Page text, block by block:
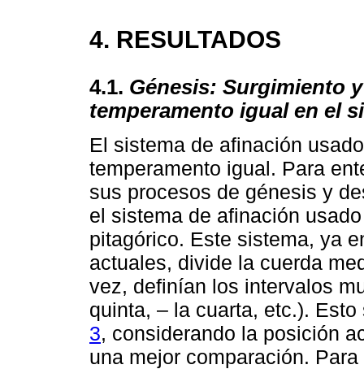
4. RESULTADOS
4.1. Génesis: Surgimiento
temperamento igual en el
El sistema de afinación
temperamento igual. Para
sus procesos de génesis y
el sistema de afinación
pitagórico. Este sistema, ya
actuales, divide la cuerda
vez, definían los intervalos
quinta, – la cuarta, etc.).
3, considerando la posición
una mejor comparación.